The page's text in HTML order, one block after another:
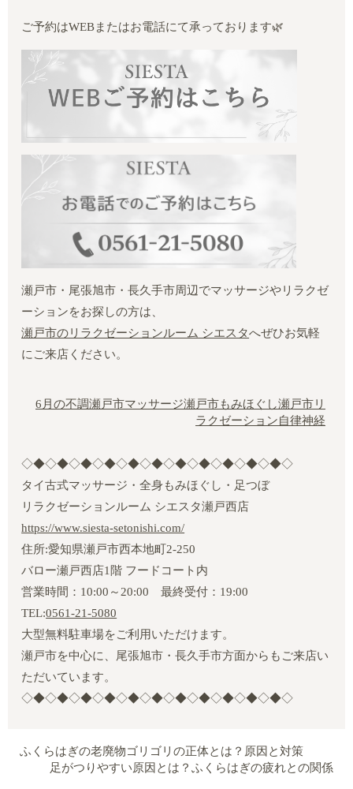
ご予約はWEBまたはお電話にて承っております🌿
瀬戸市・尾張旭市・長久手市周辺でマッサージやリラクゼ
ーションをお探しの方は、
瀬戸市のリラクゼーションルーム シエスタへぜひお気軽
にご来店ください。
6月の不調瀬戸市マッサージ瀬戸市もみほぐし瀬戸市リ
ラクゼーション自律神経
◇◆◇◆◇◆◇◆◇◆◇◆◇◆◇◆◇◆◇◆◇◆◇
タイ古式マッサージ・全身もみほぐし・足つぼ
リラクゼーションルーム シエスタ瀬戸西店
https://www.siesta-setonishi.com/
住所:愛知県瀬戸市西本地町2‐250
バロー瀬戸西店1階 フードコート内
営業時間：10:00～20:00 最終受付：19:00
TEL:0561-21-5080
大型無料駐車場をご利用いただけます。
瀬戸市を中心に、尾張旭市・長久手市方面からもご来店い
ただいています。
◇◆◇◆◇◆◇◆◇◆◇◆◇◆◇◆◇◆◇◆◇◆◇
ふくらはぎの老廃物ゴリゴリの正体とは？原因と対策
足がつりやすい原因とは？ふくらはぎの疲れとの関係